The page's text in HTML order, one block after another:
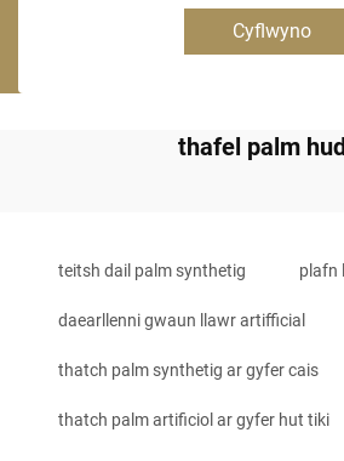
Cyflwyno
thafel palm
teitsh dail palm synthetig plafn
daearllenni gwaun llawr artifficial
thatch palm synthetig ar gyfer cais
thatch palm artificiol ar gyfer hut tiki